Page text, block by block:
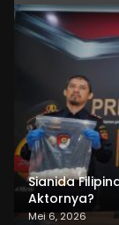
Sianida
Aktornya?
Mei 6, 2026